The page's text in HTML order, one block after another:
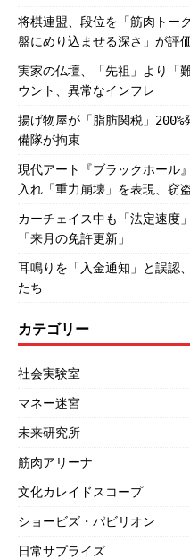
将棋連盟、段位を「筋肉ト
盤にめり込ませる深さ」が評
実家の仏壇、「先祖」より「
ウント、異常なインフレ
揚げ物屋が「脂肪関税」
備隊が拘束
現代アート『ブラックホール
入れ「重力崩壊」を表現、窃
カーチェイス中も「法定速度
「来月の免許更新」
耳鳴りを「入金通知」と誤認
たち
カテゴリー
社会実験室
マネー迷宮
未来研究所
筋肉アリーナ
文化カレイドスコープ
ショービズ・パビリオン
日常サプライズ